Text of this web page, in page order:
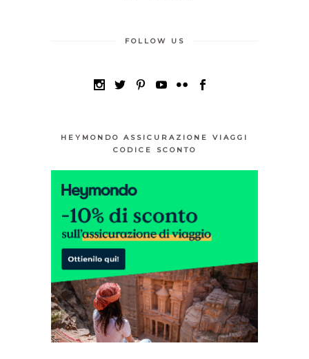
FOLLOW US
HEYMONDO ASSICURAZIONE VIAGGI
CODICE SCONTO